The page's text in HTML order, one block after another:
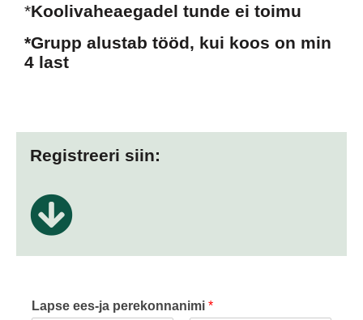
*Koolivaheaegadel tunde ei toimu
*Grupp alustab tööd, kui koos on min
4 last
Registreeri siin:
Lapse ees-ja perekonnanimi *